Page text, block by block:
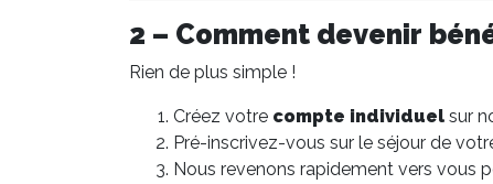
2 – Comment devenir
Rien de plus simple !
Créez votre compte individuel sur
Pré-inscrivez-vous sur le séjour de
Nous revenons rapidement vers vous